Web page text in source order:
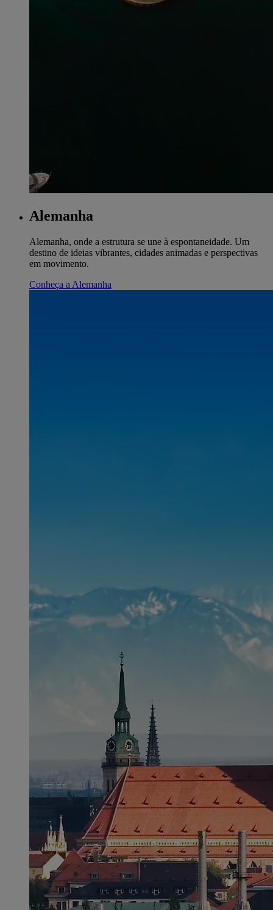
Alemanha
Alemanha, onde a estrutura se une à espontaneidade. Um
destino de ideias vibrantes, cidades animadas e perspectivas
em movimento.
Conheça a Alemanha